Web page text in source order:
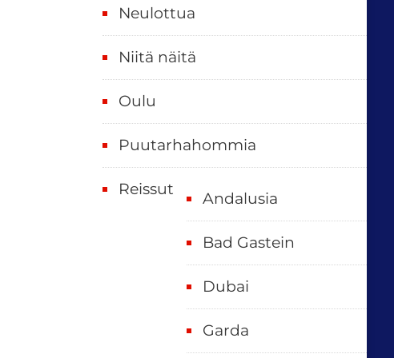
Neulottua
Niitä näitä
Oulu
Puutarhahommia
Reissut
Andalusia
Bad Gastein
Dubai
Garda